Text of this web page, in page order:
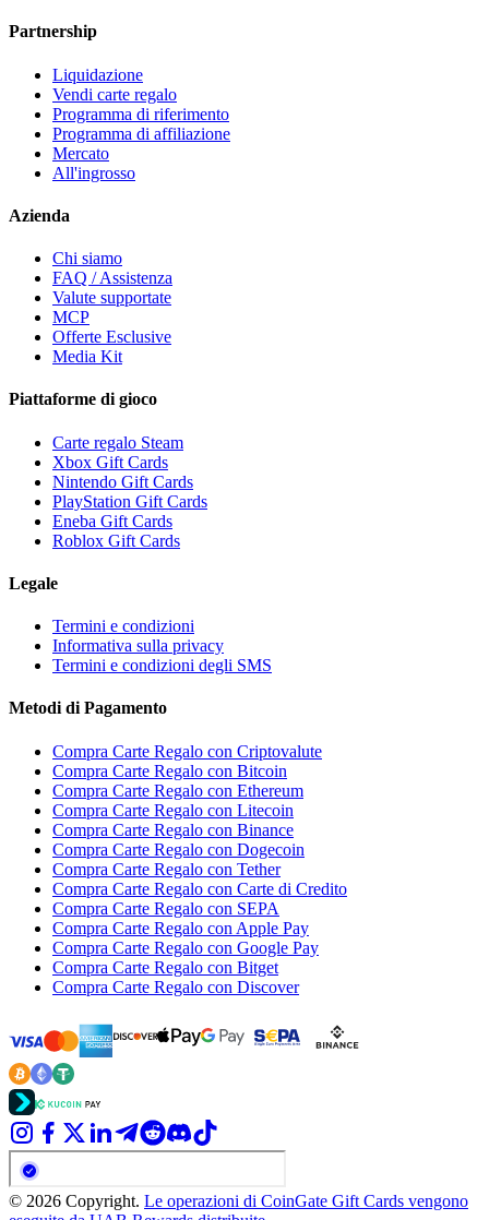
Partnership
Liquidazione
Vendi carte regalo
Programma di riferimento
Programma di affiliazione
Mercato
All'ingrosso
Azienda
Chi siamo
FAQ / Assistenza
Valute supportate
MCP
Offerte Esclusive
Media Kit
Piattaforme di gioco
Carte regalo Steam
Xbox Gift Cards
Nintendo Gift Cards
PlayStation Gift Cards
Eneba Gift Cards
Roblox Gift Cards
Legale
Termini e condizioni
Informativa sulla privacy
Termini e condizioni degli SMS
Metodi di Pagamento
Compra Carte Regalo con Criptovalute
Compra Carte Regalo con Bitcoin
Compra Carte Regalo con Ethereum
Compra Carte Regalo con Litecoin
Compra Carte Regalo con Binance
Compra Carte Regalo con Dogecoin
Compra Carte Regalo con Tether
Compra Carte Regalo con Carte di Credito
Compra Carte Regalo con SEPA
Compra Carte Regalo con Apple Pay
Compra Carte Regalo con Google Pay
Compra Carte Regalo con Bitget
Compra Carte Regalo con Discover
© 2026 Copyright. Le operazioni di CoinGate Gift Cards vengono